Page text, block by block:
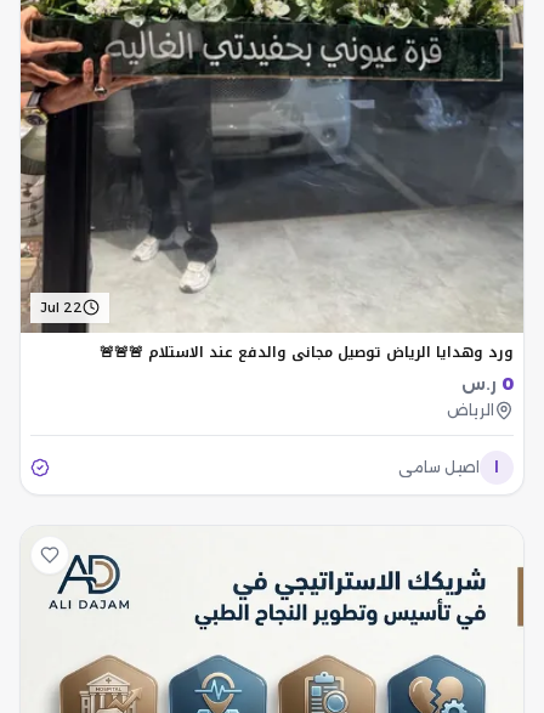
Jul 22
ورد وهدايا الرياض توصيل مجاني والدفع عند الاستلام 🚨🚨🚨
0 ر.س
الرياض
اصيل سامي